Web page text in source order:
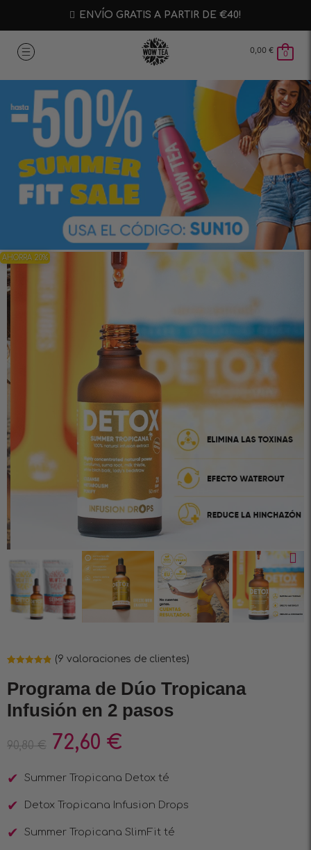
ENVÍO GRATIS A PARTIR DE €40!
0,00 € 0
AHORRA 20%
5 basado
en
puntuaciones
de clientes
(9 valoraciones de clientes)
Programa de Dúo Tropicana
Infusión en 2 pasos
90,80€ 72,60 €
Summer Tropicana Detox té
Detox Tropicana Infusion Drops
Summer Tropicana SlimFit té